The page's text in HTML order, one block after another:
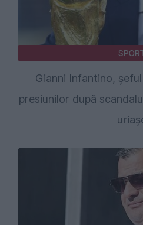
Gianni Infantino,
presiunilor după